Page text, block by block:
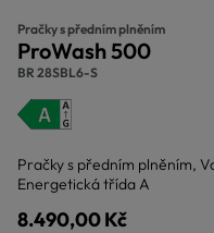
Pračky s předním plněním
ProWash 500
BR 28SBL6-S
Pračky s předním plněním,
Energetická třída A
8.490,00 Kč